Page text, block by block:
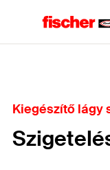
Kiegészítő lágy